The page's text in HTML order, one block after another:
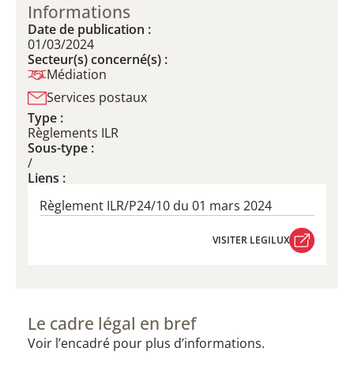
Informations
Date de publication :
01/03/2024
Secteur(s) concerné(s) :
Médiation
Services postaux
Type :
Règlements ILR
Sous-type :
/
Liens :
Règlement ILR/P24/10 du 01 mars 2024
VISITER LEGILUX
Le cadre légal en bref
Voir l’encadré pour plus d’informations.